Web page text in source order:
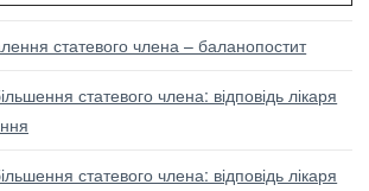
статевого члена – баланопостит
статевого члена: відповідь лікаря
статевого члена: відповідь лікаря